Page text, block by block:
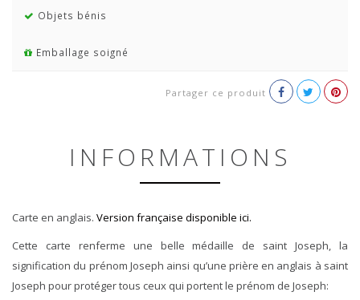
Objets bénis
Emballage soigné
Partager ce produit
INFORMATIONS
Carte en anglais. Version française disponible ici.
Cette carte renferme une belle médaille de saint Joseph, la
signification du prénom Joseph ainsi qu’une prière en anglais à saint
Joseph pour protéger tous ceux qui portent le prénom de Joseph: